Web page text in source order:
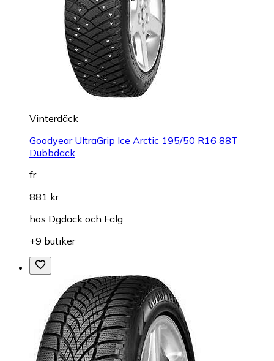
Vinterdäck
Goodyear UltraGrip Ice Arctic 195/50 R16 88T
Dubbdäck
fr.
881 kr
hos Dgdäck och Fälg
+9 butiker